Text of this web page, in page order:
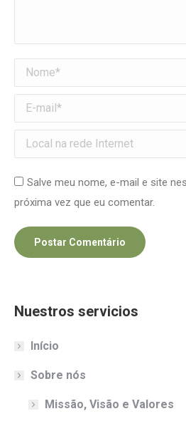
Nome *
E-mail *
Local na rede Internet
Salve meu nome, e-mail e site
próxima vez que eu comentar.
Postar Comentário
Nuestros servicios
Início
Sobre nós
Missão, Visão e Valores